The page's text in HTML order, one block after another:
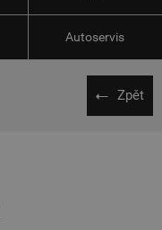
Autoservis
Zpět